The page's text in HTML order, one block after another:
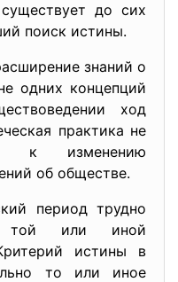
до сих
поиск истины.
знаний о
одних концепций
ход
практика не
к изменению
об обществе.
период трудно
той или иной
истины в
то или иное